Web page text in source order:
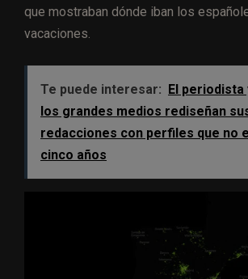
que mostraban dónde iban los
vacaciones.
Te puede interesar: El periodista
los grandes medios rediseñan
redacciones con perfiles que no
cinco años